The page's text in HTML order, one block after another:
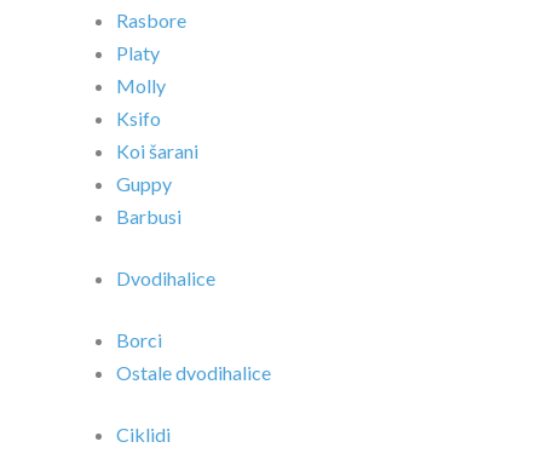
Rasbore
Platy
Molly
Ksifo
Koi šarani
Guppy
Barbusi
Dvodihalice
Borci
Ostale dvodihalice
Ciklidi